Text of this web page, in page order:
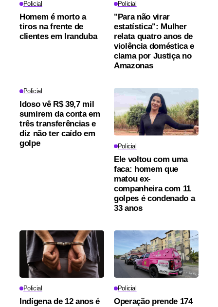
Policial
Homem é morto a
tiros na frente de
clientes em Iranduba
Policial
"Para não virar
estatística": Mulher
relata quatro anos de
violência doméstica e
clama por Justiça no
Amazonas
Policial
Idoso vê R$ 39,7 mil
sumirem da conta em
três transferências e
diz não ter caído em
golpe
Policial
Ele voltou com uma
faca: homem que
matou ex-
companheira com 11
golpes é condenado a
33 anos
Policial
Indígena de 12 anos é
Policial
Operação prende 174